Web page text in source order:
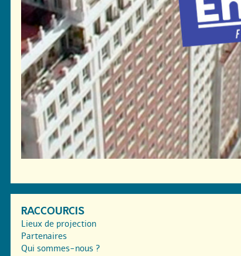
RACCOURCIS
Lieux de projection
Partenaires
Qui sommes-nous ?